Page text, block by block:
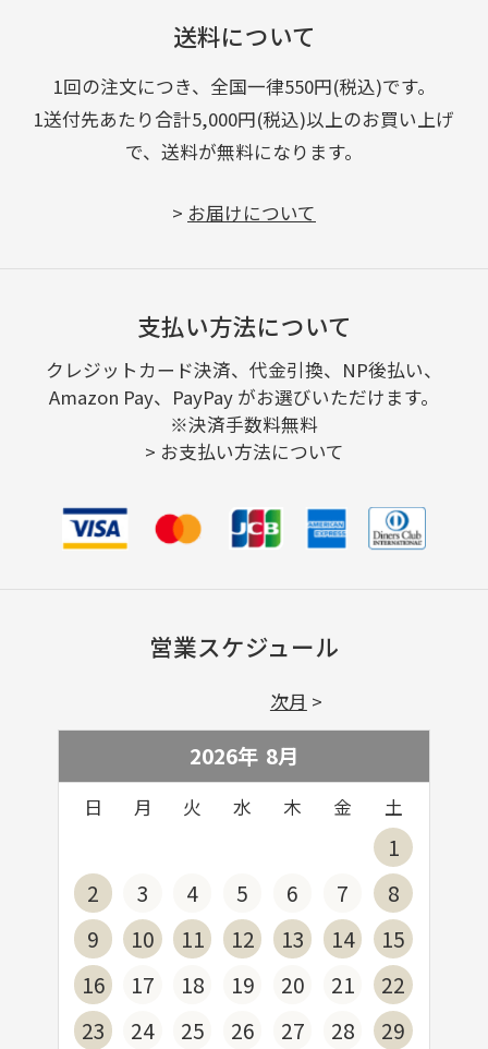
送料について
1回の注文につき、全国一律550円(税込)です。
1送付先あたり合計5,000円(税込)以上のお買い上げ
で、送料が無料になります。
> お届けについて
支払い方法について
クレジットカード決済、代金引換、NP後払い、
Amazon Pay、PayPay がお選びいただけます。
※決済手数料無料
> お支払い方法について
営業スケジュール
2026年 8月
日 月 火 水 木 金 土
1
2
3 4 5 6 7
8
9
10 11 12 13 14
15
16
17 18 19 20 21
22
23
24 25 26 27 28
29
次月